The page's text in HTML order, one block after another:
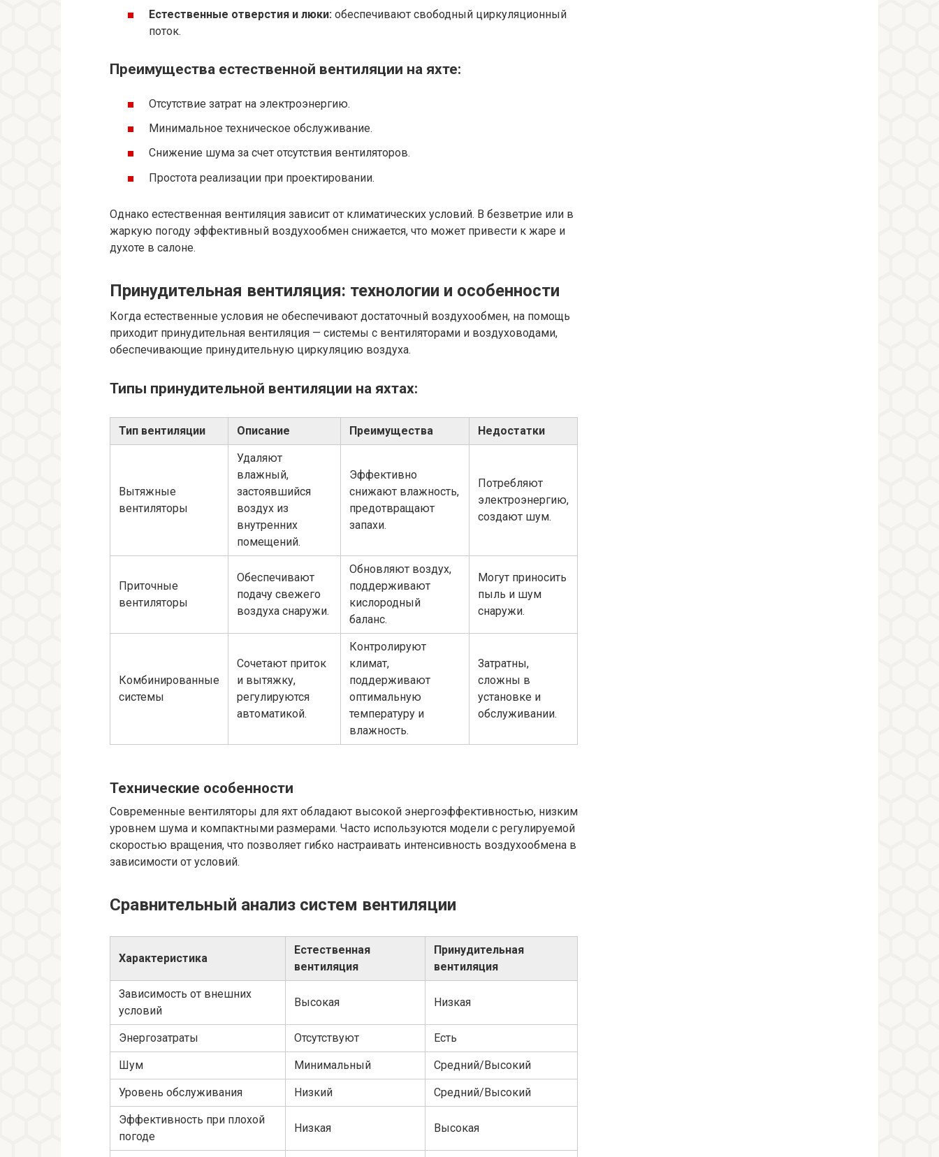
Естественные отверстия и люки: обеспечивают свободный циркуляционный
поток.
Преимущества естественной вентиляции на яхте:
Отсутствие затрат на электроэнергию.
Минимальное техническое обслуживание.
Снижение шума за счет отсутствия вентиляторов.
Простота реализации при проектировании.
Однако естественная вентиляция зависит от климатических условий. В безветрие или в
жаркую погоду эффективный воздухообмен снижается, что может привести к жаре и
духоте в салоне.
Принудительная вентиляция: технологии и особенности
Когда естественные условия не обеспечивают достаточный воздухообмен, на помощь
приходит принудительная вентиляция — системы с вентиляторами и воздуховодами,
обеспечивающие принудительную циркуляцию воздуха.
Типы принудительной вентиляции на яхтах:
Тип вентиляции Описание Преимущества Недостатки
Вытяжные
вентиляторы
Удаляют
влажный,
застоявшийся
воздух из
внутренних
помещений.
Эффективно
снижают влажность,
предотвращают
запахи.
Потребляют
электроэнергию,
создают шум.
Приточные
вентиляторы
Обеспечивают
подачу свежего
воздуха снаружи.
Обновляют воздух,
поддерживают
кислородный
баланс.
Могут приносить
пыль и шум
снаружи.
Комбинированные
системы
Сочетают приток
и вытяжку,
регулируются
автоматикой.
Контролируют
климат,
поддерживают
оптимальную
температуру и
влажность.
Затратны,
сложны в
установке и
обслуживании.
Технические особенности
Современные вентиляторы для яхт обладают высокой энергоэффективностью, низким
уровнем шума и компактными размерами. Часто используются модели с регулируемой
скоростью вращения, что позволяет гибко настраивать интенсивность воздухообмена в
зависимости от условий.
Сравнительный анализ систем вентиляции
Характеристика
Естественная
вентиляция
Принудительная
вентиляция
Зависимость от внешних
условий
Высокая Низкая
Энергозатраты Отсутствуют Есть
Шум Минимальный Средний/Высокий
Уровень обслуживания Низкий Средний/Высокий
Эффективность при плохой
погоде
Низкая Высокая